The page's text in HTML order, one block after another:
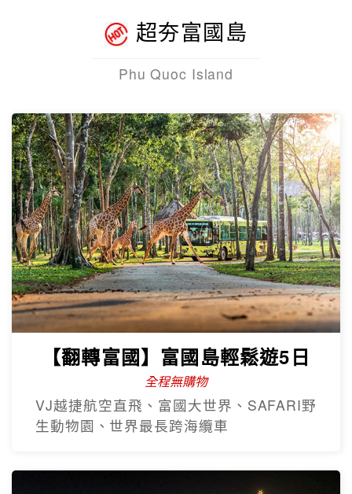
【翻轉富國】富國島輕鬆遊5日
全程無購物
VJ越捷航空直飛、富國大世界、SAFARI野
生動物園、世界最長跨海纜車